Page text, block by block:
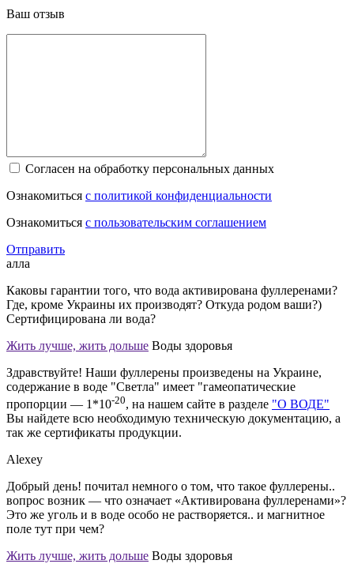
Ваш отзыв
Согласен на обработку персональных данных
Ознакомиться с политикой конфиденциальности
Ознакомиться с пользовательским соглашением
Отправить
алла
Каковы гарантии того, что вода активирована фуллеренами?
Где, кроме Украины их производят? Откуда родом ваши?)
Сертифицирована ли вода?
Жить лучше, жить дольше Воды здоровья
Здравствуйте! Наши фуллерены произведены на Украине,
содержание в воде "Светла" имеет "гамеопатические
пропорции — 1*10-20, на нашем сайте в разделе "О ВОДЕ"
Вы найдете всю необходимую техническую документацию, а
так же сертификаты продукции.
Alexey
Добрый день! почитал немного о том, что такое фуллерены..
вопрос возник — что означает «Активирована фуллеренами»?
Это же уголь и в воде особо не растворяется.. и магнитное
поле тут при чем?
Жить лучше, жить дольше Воды здоровья